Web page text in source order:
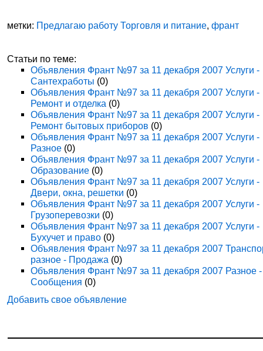
метки: Предлагаю работу Торговля и питание,франт
Статьи по теме:
Объявления Франт №97 за 11 декабря 2007 Услуги -
Сантехработы (0)
Объявления Франт №97 за 11 декабря 2007 Услуги -
Ремонт и отделка (0)
Объявления Франт №97 за 11 декабря 2007 Услуги -
Ремонт бытовых приборов (0)
Объявления Франт №97 за 11 декабря 2007 Услуги -
Разное (0)
Объявления Франт №97 за 11 декабря 2007 Услуги -
Образование (0)
Объявления Франт №97 за 11 декабря 2007 Услуги -
Двери, окна, решетки (0)
Объявления Франт №97 за 11 декабря 2007 Услуги -
Грузоперевозки (0)
Объявления Франт №97 за 11 декабря 2007 Услуги -
Бухучет и право (0)
Объявления Франт №97 за 11 декабря 2007
разное - Продажа (0)
Объявления Франт №97 за 11 декабря 2007 Разное -
Сообщения (0)
Добавить свое объявление